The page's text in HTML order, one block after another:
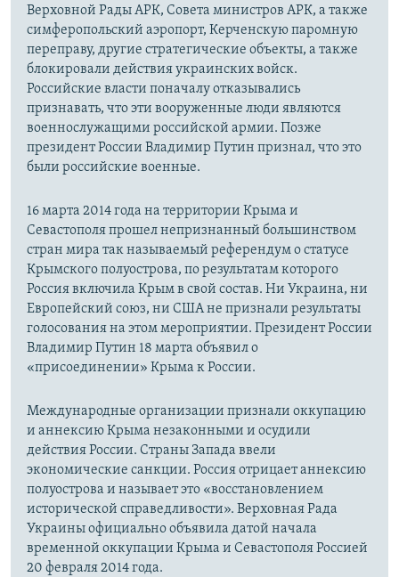
Верховной Рады АРК, Совета министров АРК, а также
симферопольский аэропорт, Керченскую паромную
переправу, другие стратегические объекты, а также
блокировали действия украинских войск.
Российские власти поначалу отказывались
признавать, что эти вооруженные люди являются
военнослужащими российской армии. Позже
президент России Владимир Путин признал, что это
были российские военные.
16 марта 2014 года на территории Крыма и
Севастополя прошел непризнанный большинством
стран мира так называемый референдум о статусе
Крымского полуострова, по результатам которого
Россия включила Крым в свой состав. Ни Украина, ни
Европейский союз, ни США не признали результаты
голосования на этом мероприятии. Президент России
Владимир Путин 18 марта объявил о
«присоединении» Крыма к России.
Международные организации признали оккупацию
и аннексию Крыма незаконными и осудили
действия России. Страны Запада ввели
экономические санкции. Россия отрицает аннексию
полуострова и называет это «восстановлением
исторической справедливости». Верховная Рада
Украины официально объявила датой начала
временной оккупации Крыма и Севастополя Россией
20 февраля 2014 года.